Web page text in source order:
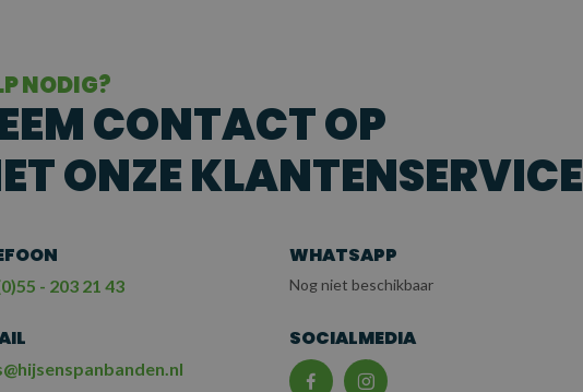
NODIG?
CONTACT OP
ONZE KLANTENSERVICE
- 203 21 43
WHATSAPP
Nog niet beschikbaar
SOCIALMEDIA